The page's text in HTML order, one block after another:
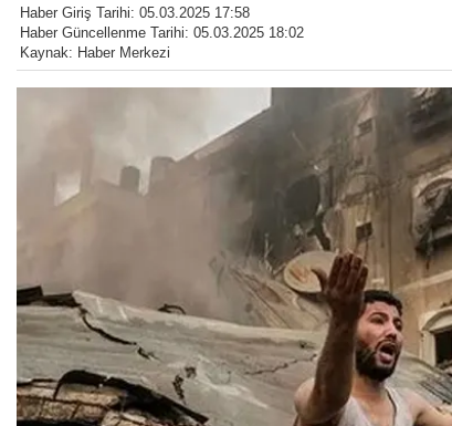
Haber Giriş Tarihi: 05.03.2025 17:58
Haber Güncellenme Tarihi: 05.03.2025 18:02
Kaynak: Haber Merkezi